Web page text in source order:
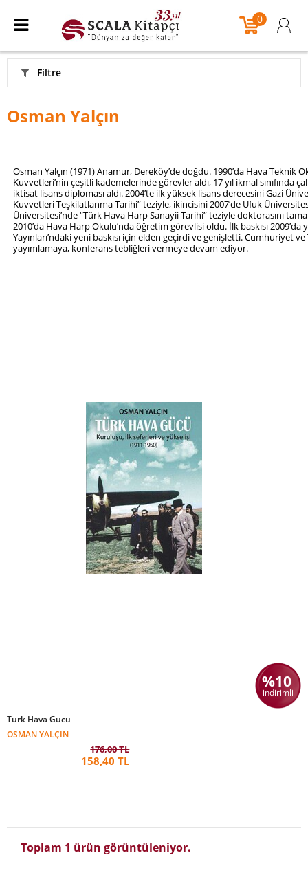
0
Filtre
Osman Yalçın
Osman Yalçın (1971) Anamur, Dereköy’de doğdu. 1990’da Hava Teknik
Kuvvetleri’nin çeşitli kademelerinde görevler aldı, 17 yıl ikmal sınıfında
iktisat lisans diploması aldı. 2004’te ilk yüksek lisans derecesini Gazi
Kuvvetleri Teşkilatlanma Tarihi” teziyle, ikincisini 2007’de Ufuk
Üniversitesi’nde “Türk Hava Harp Sanayii Tarihi” teziyle doktorasını
2010’da Hava Harp Okulu’nda öğretim görevlisi oldu. İlk baskısı
Yayınları’ndaki yeni baskısı için elden geçirdi ve genişletti. Cumhuriyet
yayımlamaya, konferans tebliğleri vermeye devam ediyor.
%10
indirimli
Türk Hava Gücü
OSMAN YALÇIN
176,00 TL
158,40 TL
Toplam 1 ürün görüntüleniyor.